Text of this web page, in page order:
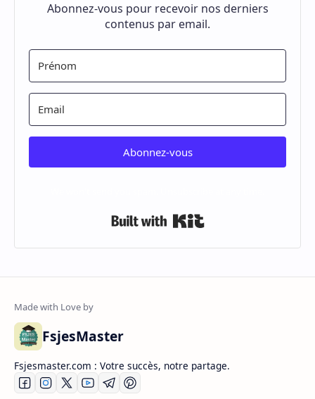
Abonnez-vous pour recevoir nos derniers
contenus par email.
Abonnez-vous
FsjesMaster
Fsjesmaster.com : Votre succès, notre partage.